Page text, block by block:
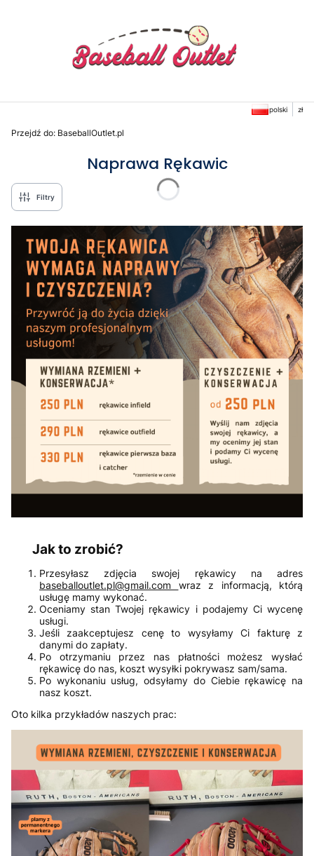
polski zł
Przejdź do: BaseballOutlet.pl
Naprawa Rękawic
Filtry
Jak to zrobić?
Przesyłasz zdjęcia swojej rękawicy na adres
baseballoutlet.pl@gmail.com wraz z informacją, którą
usługę mamy wykonać.
Oceniamy stan Twojej rękawicy i podajemy Ci wycenę
usługi.
Jeśli zaakceptujesz cenę to wysyłamy Ci fakturę z
danymi do zapłaty.
Po otrzymaniu przez nas płatności możesz wysłać
rękawicę do nas, koszt wysyłki pokrywasz sam/sama.
Po wykonaniu usług, odsyłamy do Ciebie rękawicę na
nasz koszt.
Oto kilka przykładów naszych prac: